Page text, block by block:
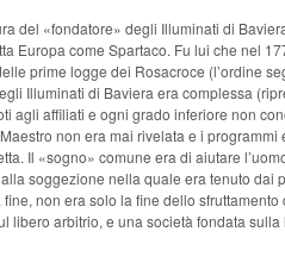
del «fondatore» degli Illuminati di
Europa come Spartaco. Fu lui che nel
prime logge dei Rosacroce (l’ordine
Illuminati di Baviera era complessa
agli affiliati e ogni grado inferiore non
non era mai rivelata e i programmi
Il «sogno» comune era di aiutare
soggezione nella quale era tenuto dai
non era solo la fine dello sfruttamento
libero arbitrio, e una società fondata sulla